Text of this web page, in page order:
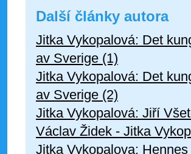
Další články autora
Jitka Vykopalová: Det
av Sverige (1)
Jitka Vykopalová: Det
av Sverige (2)
Jitka Vykopalová: Jiří
Václav Židek - Jitka
Jitka Vykopalova: